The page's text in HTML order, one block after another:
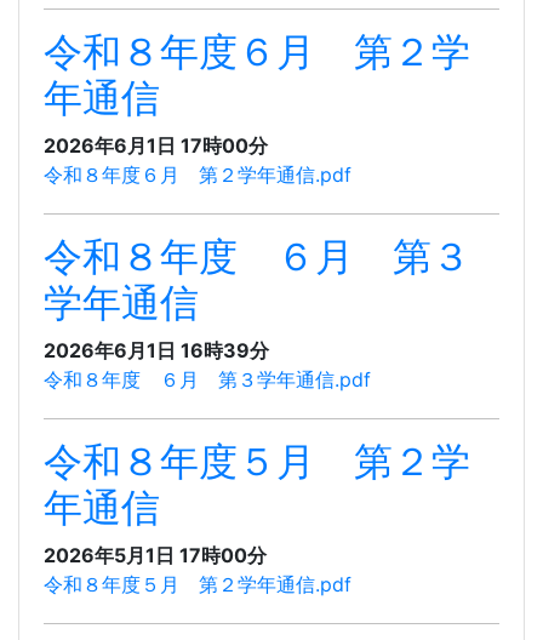
令和８年度６月 第２学
年通信
2026年6月1日 17時00分
令和８年度６月 第２学年通信.pdf
令和８年度 ６月 第３
学年通信
2026年6月1日 16時39分
令和８年度 ６月 第３学年通信.pdf
令和８年度５月 第２学
年通信
2026年5月1日 17時00分
令和８年度５月 第２学年通信.pdf